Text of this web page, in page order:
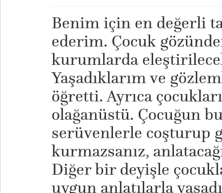
Benim için en değerli
ederim. Çocuk
kurumlarda
Yaşadıklarım ve
öğretti. Ayrıca
olağanüstü. Çocuğun
serüvenlerle coşturup
kurmazsanız,
Diğer bir deyişle
uygun anlatılarla